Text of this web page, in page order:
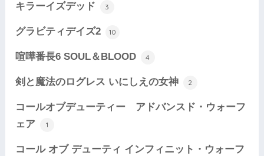
キラーイズデッド 3
グラビティデイズ2 10
喧嘩番長6 SOUL＆BLOOD 4
剣と魔法のログレス いにしえの女神 2
コールオブデューティー アドバンスド・ウォーフ
ェア
1
コール オブ デューティ インフィニット・ウォーフ